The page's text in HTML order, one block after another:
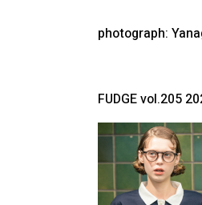
photograph:
FUDGE vol.205